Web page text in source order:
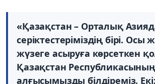
«Қазақстан – Орталық
серіктестеріміздің бірі. Осы
жүзеге асыруға көрсеткен
Қазақстан Республикасының
алғысымызды білдіреміз.